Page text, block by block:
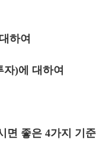
하여
)에 대하여
면 좋은 4가지 기준